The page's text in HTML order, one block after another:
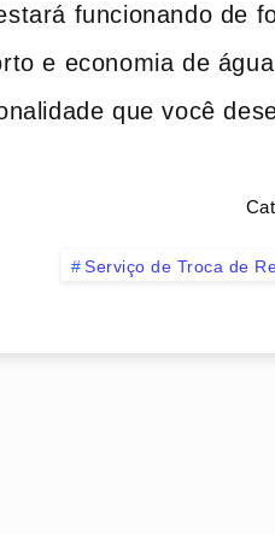
funcionando de
e economia de
que você
Serviço de Troca de